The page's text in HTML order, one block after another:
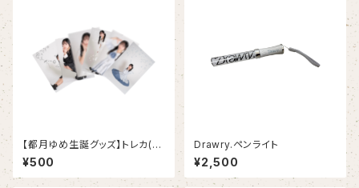
【都月ゆめ生誕グッズ】トレカ(６
種類の中から2枚ランダム)
¥500
Drawry.ペンライト
¥2,500